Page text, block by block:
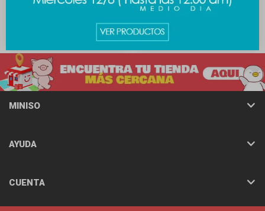
Almohadón con antifaz
Almohadón con antifaz
$ 589
MINISO
AYUDA
CUENTA